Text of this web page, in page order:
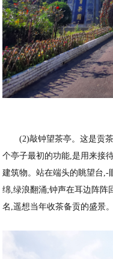
(2)敲钟望茶亭。这是贡
个亭子最初的功能,是用来接
建筑物。站在端头的眺望台,-
绵,绿浪翻涌;钟声在耳边阵阵
名,遥想当年收茶备贡的盛景。